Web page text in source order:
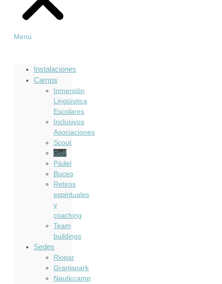
Menü
Instalaciones
Camps
Inmersión
Lingüística
Escolares
Inclusivos
Asociaciones
Scout
Golf
Pádel
Buceo
Retiros
espirituales
y
coaching
Team
buildings
Sedes
Riopar
Granjapark
Nauticcamp